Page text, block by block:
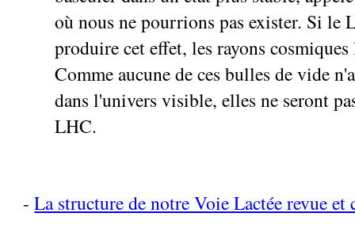
où nous ne pourrions pas exister. Si le
produire cet effet, les rayons
Comme aucune de ces bulles de vide
dans l'univers visible, elles ne seront
LHC.
-La structure de notre Voie Lactée revue et